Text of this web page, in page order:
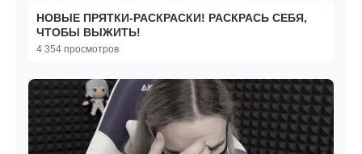
НОВЫЕ ПРЯТКИ-РАСКРАСКИ! РАСКРАСЬ СЕБЯ,
ЧТОБЫ ВЫЖИТЬ!
4 354 просмотров